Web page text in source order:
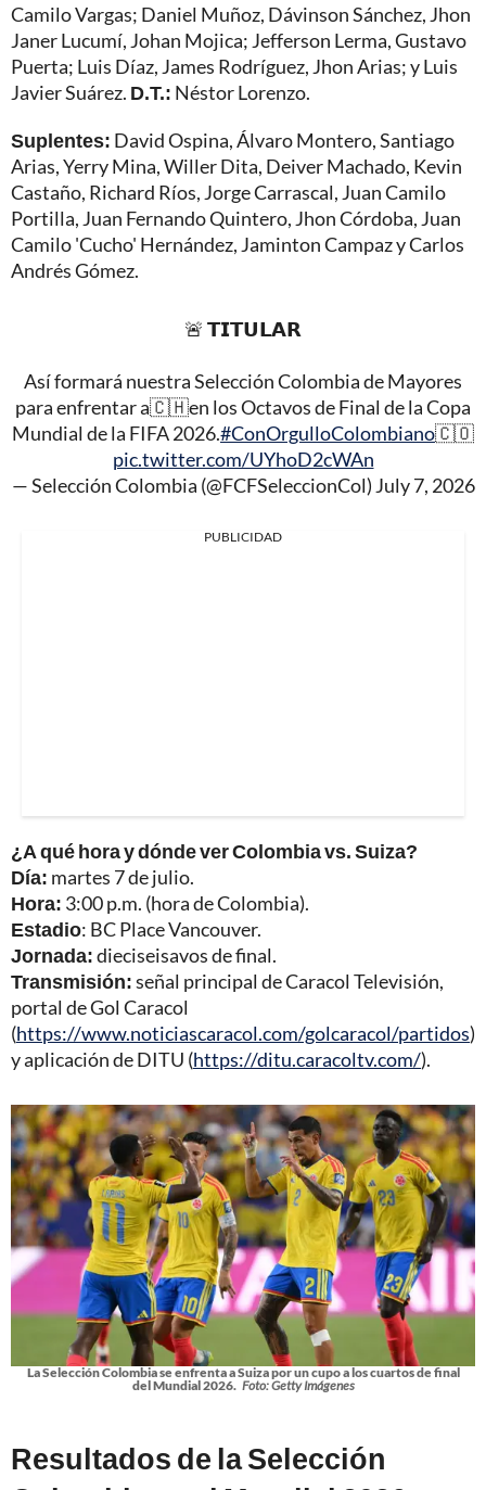
Camilo Vargas; Daniel Muñoz, Dávinson Sánchez, Jhon
Janer Lucumí, Johan Mojica; Jefferson Lerma, Gustavo
Puerta; Luis Díaz, James Rodríguez, Jhon Arias; y Luis
Javier Suárez. D.T.: Néstor Lorenzo.
Suplentes: David Ospina, Álvaro Montero, Santiago
Arias, Yerry Mina, Willer Dita, Deiver Machado, Kevin
Castaño, Richard Ríos, Jorge Carrascal, Juan Camilo
Portilla, Juan Fernando Quintero, Jhon Córdoba, Juan
Camilo 'Cucho' Hernández, Jaminton Campaz y Carlos
Andrés Gómez.
🚨 𝗧𝗜𝗧𝗨𝗟𝗔𝗥
Así formará nuestra Selección Colombia de Mayores
para enfrentar a🇨🇭en los Octavos de Final de la Copa
Mundial de la FIFA 2026.#ConOrgulloColombiano🇨🇴
pic.twitter.com/UYhoD2cWAn
— Selección Colombia (@FCFSeleccionCol) July 7, 2026
PUBLICIDAD
¿A qué hora y dónde ver Colombia vs. Suiza?
Día: martes 7 de julio.
Hora: 3:00 p.m. (hora de Colombia).
Estadio: BC Place Vancouver.
Jornada:dieciseisavos de final.
Transmisión:señal principal de Caracol Televisión,
portal de Gol Caracol
(https://www.noticiascaracol.com/golcaracol/partidos)
y aplicación de DITU (https://ditu.caracoltv.com/).
La Selección Colombia se enfrenta a Suiza por un cupo a los cuartos de final
del Mundial 2026. Foto: Getty Imágenes
Resultados de la Selección